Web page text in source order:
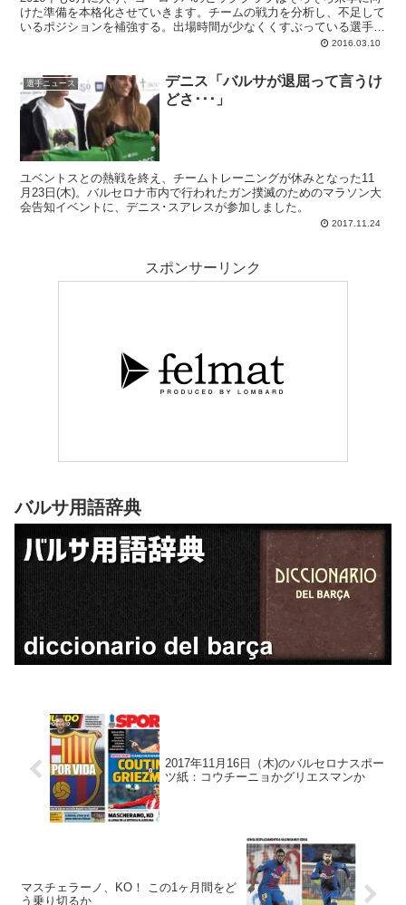
けた準備を本格化させていきます。チームの戦力を分析し、不足して
いるポジションを補強する。出場時間が少なくくすぶっている選手が
いれば、マーケットに出すことも検討する。ルーチョバルサでの優先
ラルなり二人目のセントラルなりを獲得するのではないか、と見られ
ています。中盤は質・量ともに足りているので、デニス・スアレスの
出戻りのみとなる模様です。
2016.03.10
選手ニュース
デニス「バルサが退屈って言うけ
どさ･･･」
ユベントスとの熱戦を終え、チームトレーニングが休みとなった11
月23日(木)。バルセロナ市内で行われたガン撲滅のためのマラソン大
会告知イベントに、デニス･スアレスが参加しました。
2017.11.24
スポンサーリンク
バルサ用語辞典
2017年11月16日（木)のバルセロナスポー
ツ紙：コウチーニョかグリエスマンか
マスチェラーノ、KO！ この1ヶ月間をど
う乗り切るか